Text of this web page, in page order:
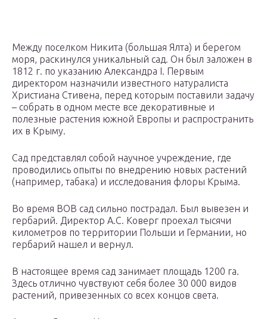
Между поселком Никита (большая Ялта) и берегом
моря, раскинулся уникальный сад. Он был заложен в
1812 г. по указанию Александра I. Первым
директором назначили известного натуралиста
Христиана Стивена, перед которым поставили задачу
– собрать в одном месте все декоративные и
полезные растения южной Европы и распространить
их в Крыму.
Сад представлял собой научное учреждение, где
проводились опыты по внедрению новых растений
(например, табака) и исследования флоры Крыма.
Во время ВОВ сад сильно пострадал. Был вывезен и
гербарий. Директор А.С. Коверг проехал тысячи
километров по территории Польши и Германии, но
гербарий нашел и вернул.
В настоящее время сад занимает площадь 1200 га.
Здесь отлично чувствуют себя более 30 000 видов
растений, привезенных со всех концов света.